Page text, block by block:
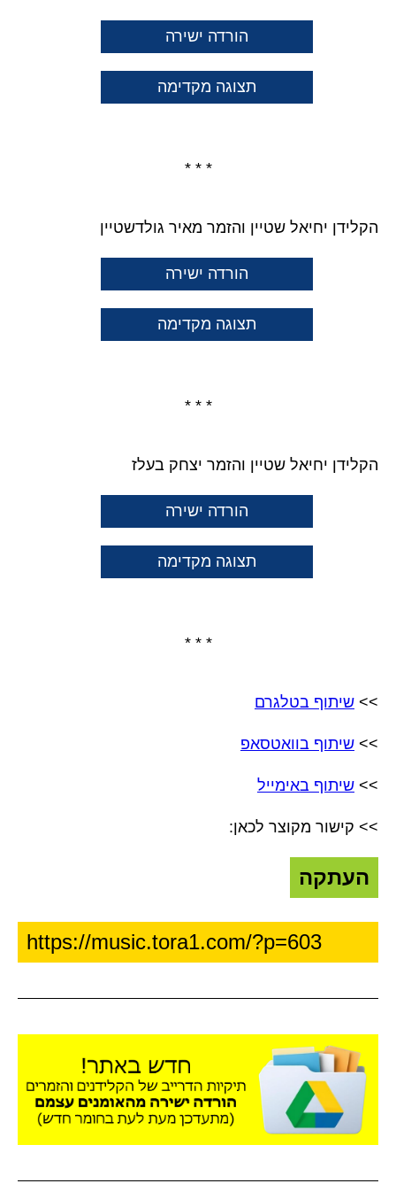
הורדה ישירה
תצוגה מקדימה
* * *
הקלידן יחיאל שטיין והזמר מאיר גולדשטיין
הורדה ישירה
תצוגה מקדימה
* * *
הקלידן יחיאל שטיין והזמר יצחק בעלז
הורדה ישירה
תצוגה מקדימה
* * *
>> שיתוף בטלגרם
>> שיתוף בוואטסאפ
>> שיתוף באימייל
>> קישור מקוצר לכאן:
העתקה